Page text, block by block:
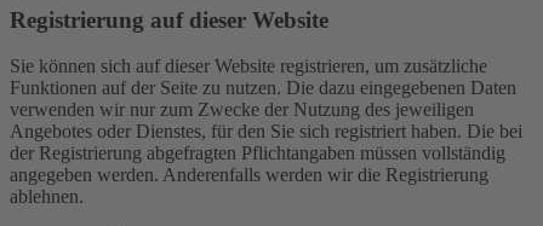
Registrierung auf dieser Website
Sie können sich auf dieser Website registrieren, um zusätzliche
Funktionen auf der Seite zu nutzen. Die dazu eingegebenen Daten
verwenden wir nur zum Zwecke der Nutzung des jeweiligen
Angebotes oder Dienstes, für den Sie sich registriert haben. Die bei
der Registrierung abgefragten Pflichtangaben müssen vollständig
angegeben werden. Anderenfalls werden wir die Registrierung
ablehnen.